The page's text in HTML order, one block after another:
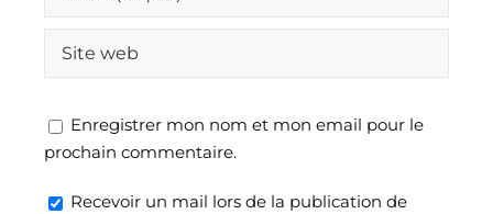
Enregistrer mon nom et mon email pour le
prochain commentaire.
Recevoir un mail lors de la publication de